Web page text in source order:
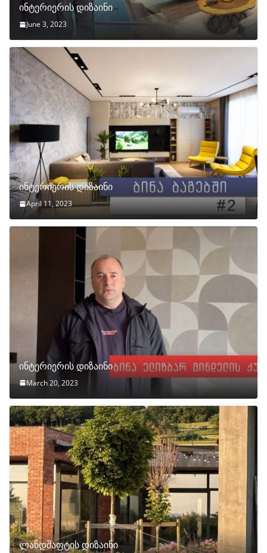
ინტერიერის დიზაინი
June 3, 2023
ინტერიერის დიზაინი
April 11, 2023
ინტერიერის დიზაინი
March 20, 2023
ლანდშაფტის დიზაინი